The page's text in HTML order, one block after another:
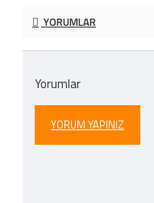
YORUMLAR
Yorumlar
YORUM YAPINIZ